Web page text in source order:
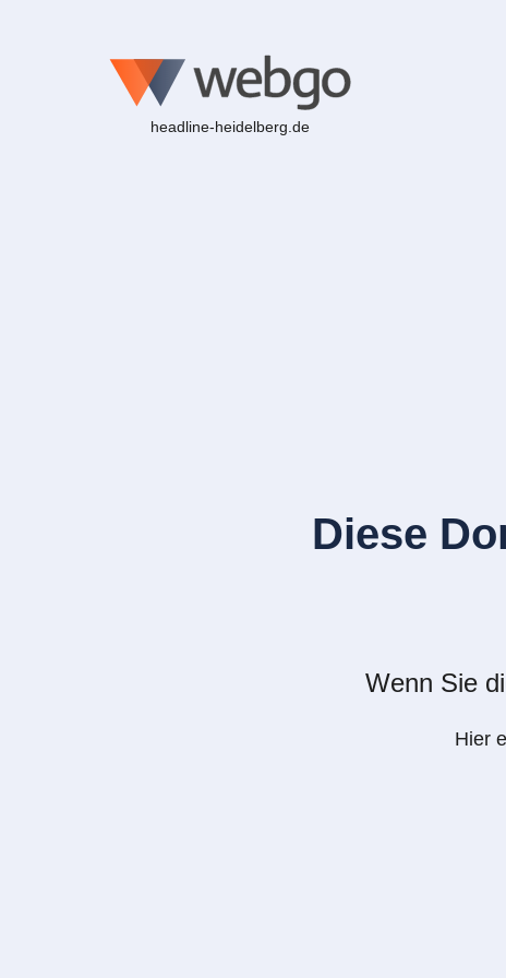
headline-heidelberg.de
Diese
Wenn Sie
Hier